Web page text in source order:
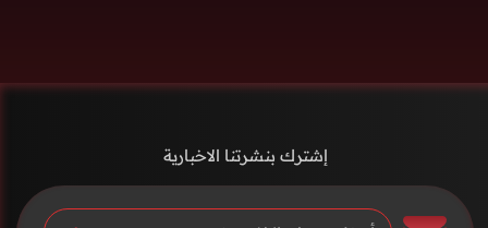
إشترك بنشرتنا الاخبارية